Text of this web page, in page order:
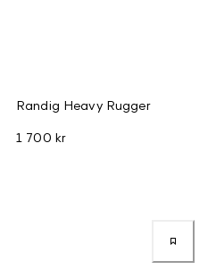
Randig Heavy Rugger
1 700 kr